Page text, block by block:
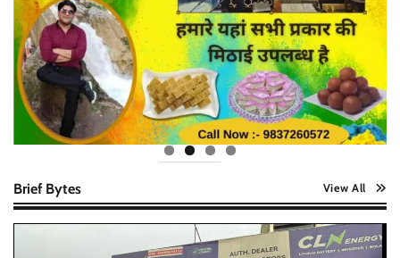
Brief Bytes View All